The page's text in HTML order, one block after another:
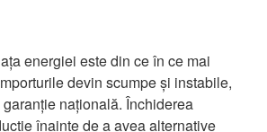
energiei este din ce în ce mai
devin scumpe și instabile,
națională. Închiderea
înainte de a avea alternative